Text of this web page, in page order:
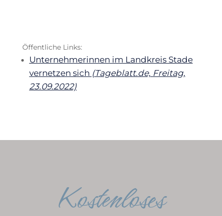
Öffentliche Links:
Unternehmerinnen im Landkreis Stade
vernetzen sich (Tageblatt.de, Freitag,
23.09.2022)
Kostenloses